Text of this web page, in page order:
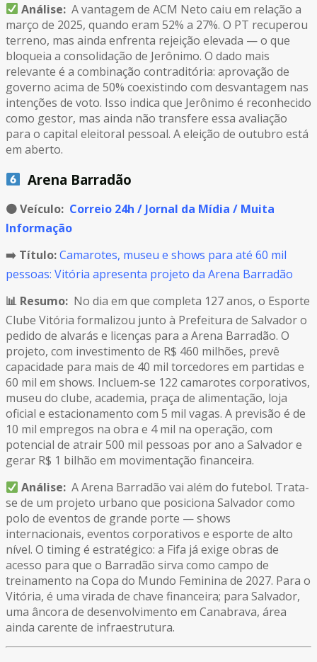
Análise:A vantagem de ACM Neto caiu em relação a
março de 2025, quando eram 52% a 27%. O PT recuperou
terreno, mas ainda enfrenta rejeição elevada — o que
bloqueia a consolidação de Jerônimo. O dado mais
relevante é a combinação contraditória: aprovação de
governo acima de 50% coexistindo com desvantagem nas
intenções de voto. Isso indica que Jerônimo é reconhecido
como gestor, mas ainda não transfere essa avaliação
para o capital eleitoral pessoal. A eleição de outubro está
em aberto.
Arena Barradão
🟠Veículo: Correio 24h / Jornal da Mídia / Muita
Informação
➡️ Título:Camarotes, museu e shows para até 60 mil
pessoas: Vitória apresenta projeto da Arena Barradão
📊 Resumo: No dia em que completa 127 anos, o Esporte
Clube Vitória formalizou junto à Prefeitura de Salvador o
pedido de alvarás e licenças para a Arena Barradão. O
projeto, com investimento de R$ 460 milhões, prevê
capacidade para mais de 40 mil torcedores em partidas e
60 mil em shows. Incluem-se 122 camarotes corporativos,
museu do clube, academia, praça de alimentação, loja
oficial e estacionamento com 5 mil vagas. A previsão é de
10 mil empregos na obra e 4 mil na operação, com
potencial de atrair 500 mil pessoas por ano a Salvador e
gerar R$ 1 bilhão em movimentação financeira.
Análise:A Arena Barradão vai além do futebol. Trata-
se de um projeto urbano que posiciona Salvador como
polo de eventos de grande porte — shows
internacionais, eventos corporativos e esporte de alto
nível. O timing é estratégico: a Fifa já exige obras de
acesso para que o Barradão sirva como campo de
treinamento na Copa do Mundo Feminina de 2027. Para o
Vitória, é uma virada de chave financeira; para Salvador,
uma âncora de desenvolvimento em Canabrava, área
ainda carente de infraestrutura.